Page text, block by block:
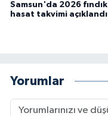
Samsun'da 2026 fındık
hasat takvimi açıklandı
Yorumlar